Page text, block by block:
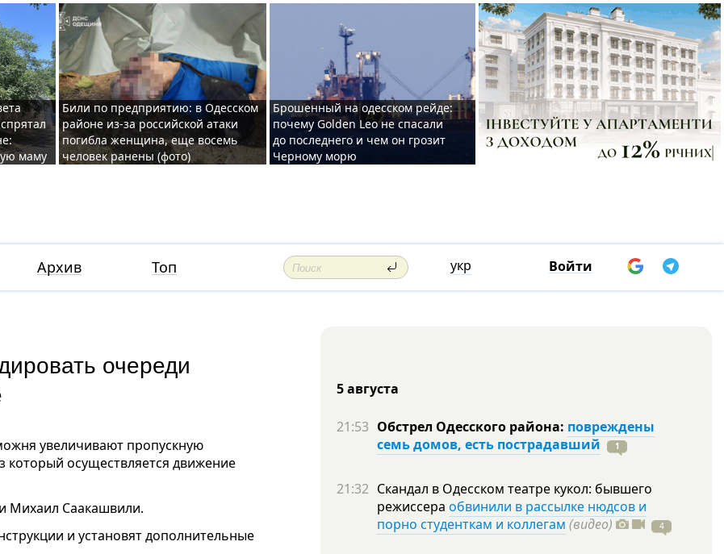
маму
Били по предприятию: в Одесском
районе из-за российской атаки
погибла женщина, еще восемь
человек ранены (фото)
Брошенный на одесском рейде:
почему Golden Leo не спасали
до последнего и чем он грозит
Черному морю
Архив Топ укр Войти
очереди
увеличивают пропускную
который осуществляется движение
Михаил Саакашвили.
и установят дополнительные
5 августа
21:53 Обстрел Одесского района: повреждены
семь домов, есть пострадавший
1
21:32 Скандал в Одесском театре кукол: бывшего
режиссера обвинили в рассылке нюдсов и
порно студенткам и коллегам (видео) 4